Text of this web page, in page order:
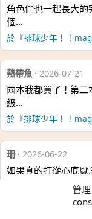
管
角色們也一起長大
個…
於『排球少年！！
熱帶魚 · 2026-07-21
兩本我都買了！第
級…
於『排球少年！！
珊· 2026-06-22
如果真的打從心底